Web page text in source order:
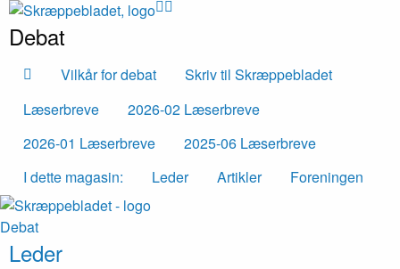
Debat
Vilkår for debat
Skriv til Skræppebladet
Læserbreve
2026-02 Læserbreve
2026-01 Læserbreve
2025-06 Læserbreve
I dette magasin:
Leder Artikler Foreningen
Debat
Leder